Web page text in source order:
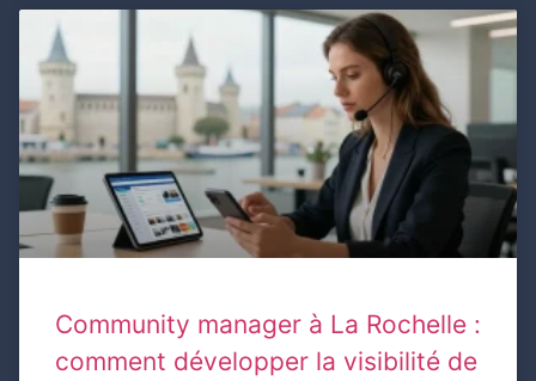
Community manager à La Rochelle :
comment développer la visibilité de